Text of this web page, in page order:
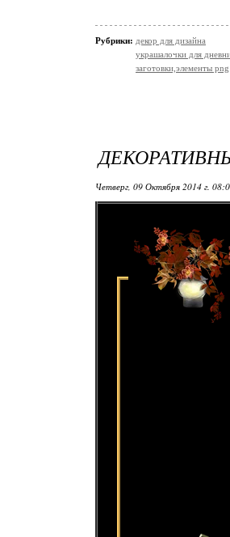
Рубрики: декор для дизайна
украшалочки для
заготовки,элементы png
Четверг, 09 Октября 2014 г.